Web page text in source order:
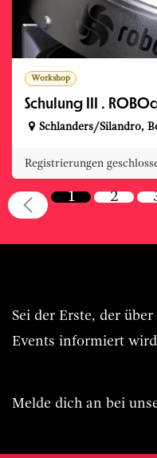
Workshop
Schulung III .
Schlanders/Silandro,
Registrierungen
1 2
Sei der Erste, der
Events informiert
Melde dich an bei